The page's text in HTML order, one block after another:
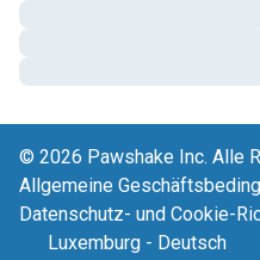
© 2026 Pawshake Inc. Alle
Allgemeine
Datenschutz- und Cookie-
Luxemburg - Deutsch